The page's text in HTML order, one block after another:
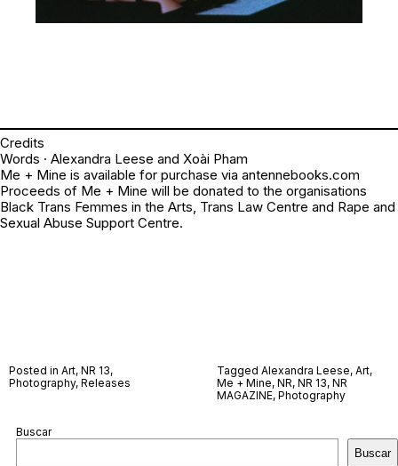
Credits
Words · Alexandra Leese and Xoài Pham
Me + Mine is available for purchase via antennebooks.com
Proceeds of Me + Mine will be donated to the organisations
Black Trans Femmes in the Arts, Trans Law Centre and Rape and
Sexual Abuse Support Centre.
Posted in Art, NR 13,
Photography, Releases
Tagged Alexandra Leese, Art,
Me + Mine, NR, NR 13, NR
MAGAZINE, Photography
Buscar
Buscar